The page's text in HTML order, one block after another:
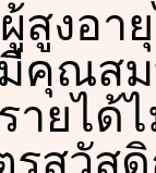
งอา
มีคุณส
ายได้
สวัส